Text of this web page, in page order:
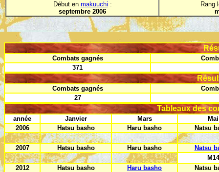
Début en makuuchi :
septembre 2006
Rang
Combats gagnés
371
Combats gagnés
27
Tableaux des
année Janvier Mars
Mai
2006
Hatsu basho Haru basho Natsu
2007 Hatsu basho Haru basho
Natsu
M14
2012
Hatsu basho Haru basho
Natsu